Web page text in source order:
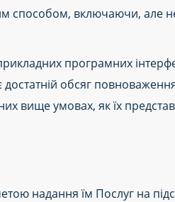
способом, включаючи,
програмних
достатній обсяг
вище умовах, як їх
надання їм Послуг на